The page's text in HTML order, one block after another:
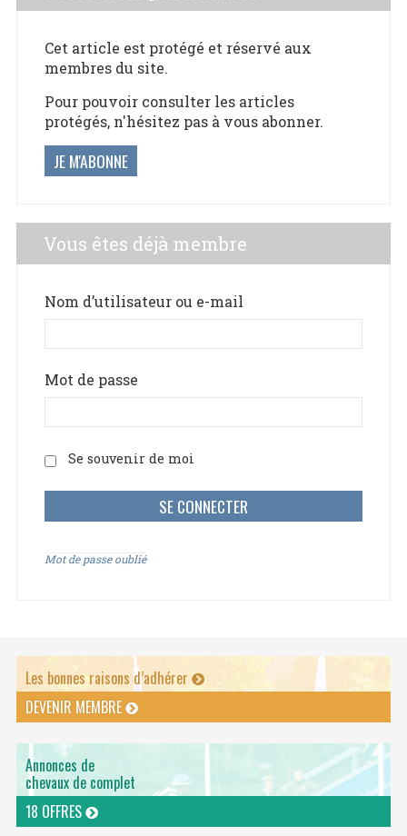
Cet article est protégé et réservé aux
membres du site.
Pour pouvoir consulter les articles
protégés, n'hésitez pas à vous abonner.
JE M'ABONNE
Vous êtes déjà membre
Nom d’utilisateur ou e-mail
Mot de passe
Se souvenir de moi
Mot de passe oublié
Les bonnes raisons d’adhérer
DEVENIR MEMBRE
Annonces de
chevaux de complet
18 OFFRES